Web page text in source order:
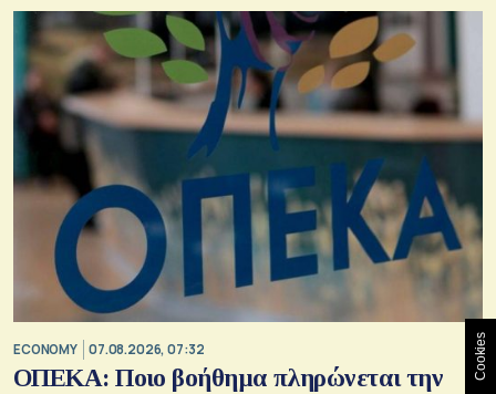
ECONOMY 07.08.2026, 07:32
ΟΠΕΚΑ: Ποιο βοήθημα πληρώνεται την
Cookies